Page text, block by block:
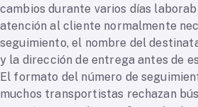
cambios durante varios días
atención al cliente normalmente
seguimiento, el nombre del
y la dirección de entrega antes de
El formato del número de
muchos transportistas rechazan